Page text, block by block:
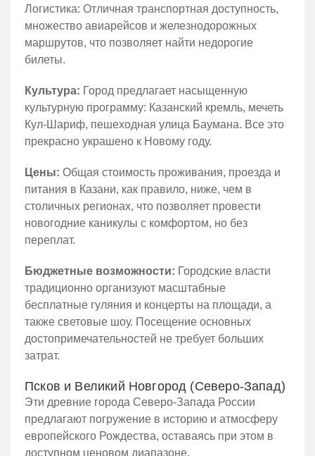
Логистика: Отличная транспортная доступность,
множество авиарейсов и железнодорожных
маршрутов, что позволяет найти недорогие
билеты.
Культура: Город предлагает насыщенную
культурную программу: Казанский кремль, мечеть
Кул-Шариф, пешеходная улица Баумана. Все это
прекрасно украшено к Новому году.
Цены: Общая стоимость проживания, проезда и
питания в Казани, как правило, ниже, чем в
столичных регионах, что позволяет провести
новогодние каникулы с комфортом, но без
переплат.
Бюджетные возможности: Городские власти
традиционно организуют масштабные
бесплатные гуляния и концерты на площади, а
также световые шоу. Посещение основных
достопримечательностей не требует больших
затрат.
Псков и Великий Новгород (Северо-Запад)
Эти древние города Северо-Запада России
предлагают погружение в историю и атмосферу
европейского Рождества, оставаясь при этом в
доступном ценовом диапазоне.